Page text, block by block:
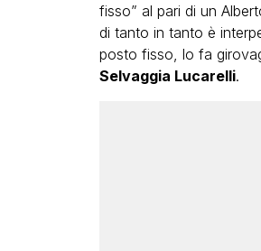
fisso” al pari di un
di tanto in tanto è
posto fisso, lo fa
Selvaggia Lucarelli.